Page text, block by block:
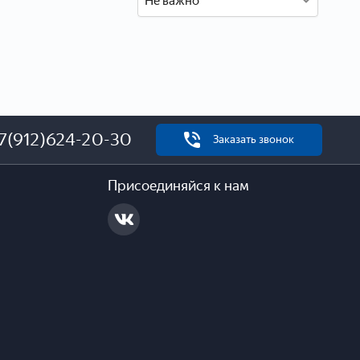
20-30 Заказать звонок
Присоединяйся к нам